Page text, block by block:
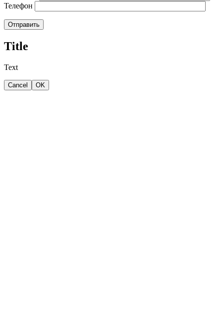
Телефон
Отправить
Title
Text
Cancel OK